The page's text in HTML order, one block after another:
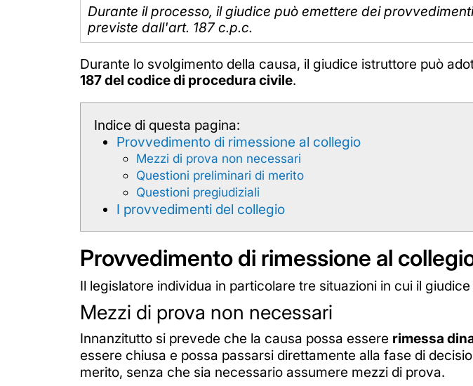
Durante il processo, il giudice può emettere dei
previste dall'art. 187 c.p.c.
Durante lo svolgimento della causa, il giudice istruttore può
187 del codice di procedura civile.
Indice di questa pagina:
Provvedimento di rimessione al collegio
Mezzi di prova non necessari
Questioni preliminari di merito
Questioni pregiudiziali
I provvedimenti del collegio
Provvedimento di rimessione al
Il legislatore individua in particolare tre situazioni in cui il
Mezzi di prova non necessari
Innanzitutto si prevede che la causa possa essere rimessa
essere chiusa e possa passarsi direttamente alla fase di
merito, senza che sia necessario assumere mezzi di prova.